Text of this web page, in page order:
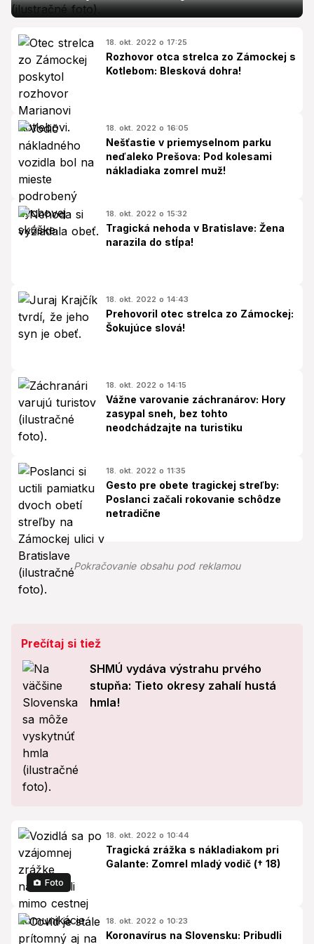
18. okt. 2022 o 17:25
Rozhovor otca strelca zo Zámockej s
Kotlebom: Blesková dohra!
18. okt. 2022 o 16:05
Nešťastie v priemyselnom parku
neďaleko Prešova: Pod kolesami
nákladiaka zomrel muž!
18. okt. 2022 o 15:32
Tragická nehoda v Bratislave: Žena
narazila do stĺpa!
18. okt. 2022 o 14:43
Prehovoril otec strelca zo Zámockej:
Šokujúce slová!
18. okt. 2022 o 14:15
Vážne varovanie záchranárov: Hory
zasypal sneh, bez tohto
neodchádzajte na turistiku
18. okt. 2022 o 11:35
Gesto pre obete tragickej streľby:
Poslanci začali rokovanie schôdze
netradične
Pokračovanie obsahu pod reklamou
Prečítaj si tiež
SHMÚ vydáva výstrahu prvého
stupňa: Tieto okresy zahalí hustá
hmla!
Foto
18. okt. 2022 o 10:44
Tragická zrážka s nákladiakom pri
Galante: Zomrel mladý vodič († 18)
18. okt. 2022 o 10:23
Koronavírus na Slovensku: Pribudli